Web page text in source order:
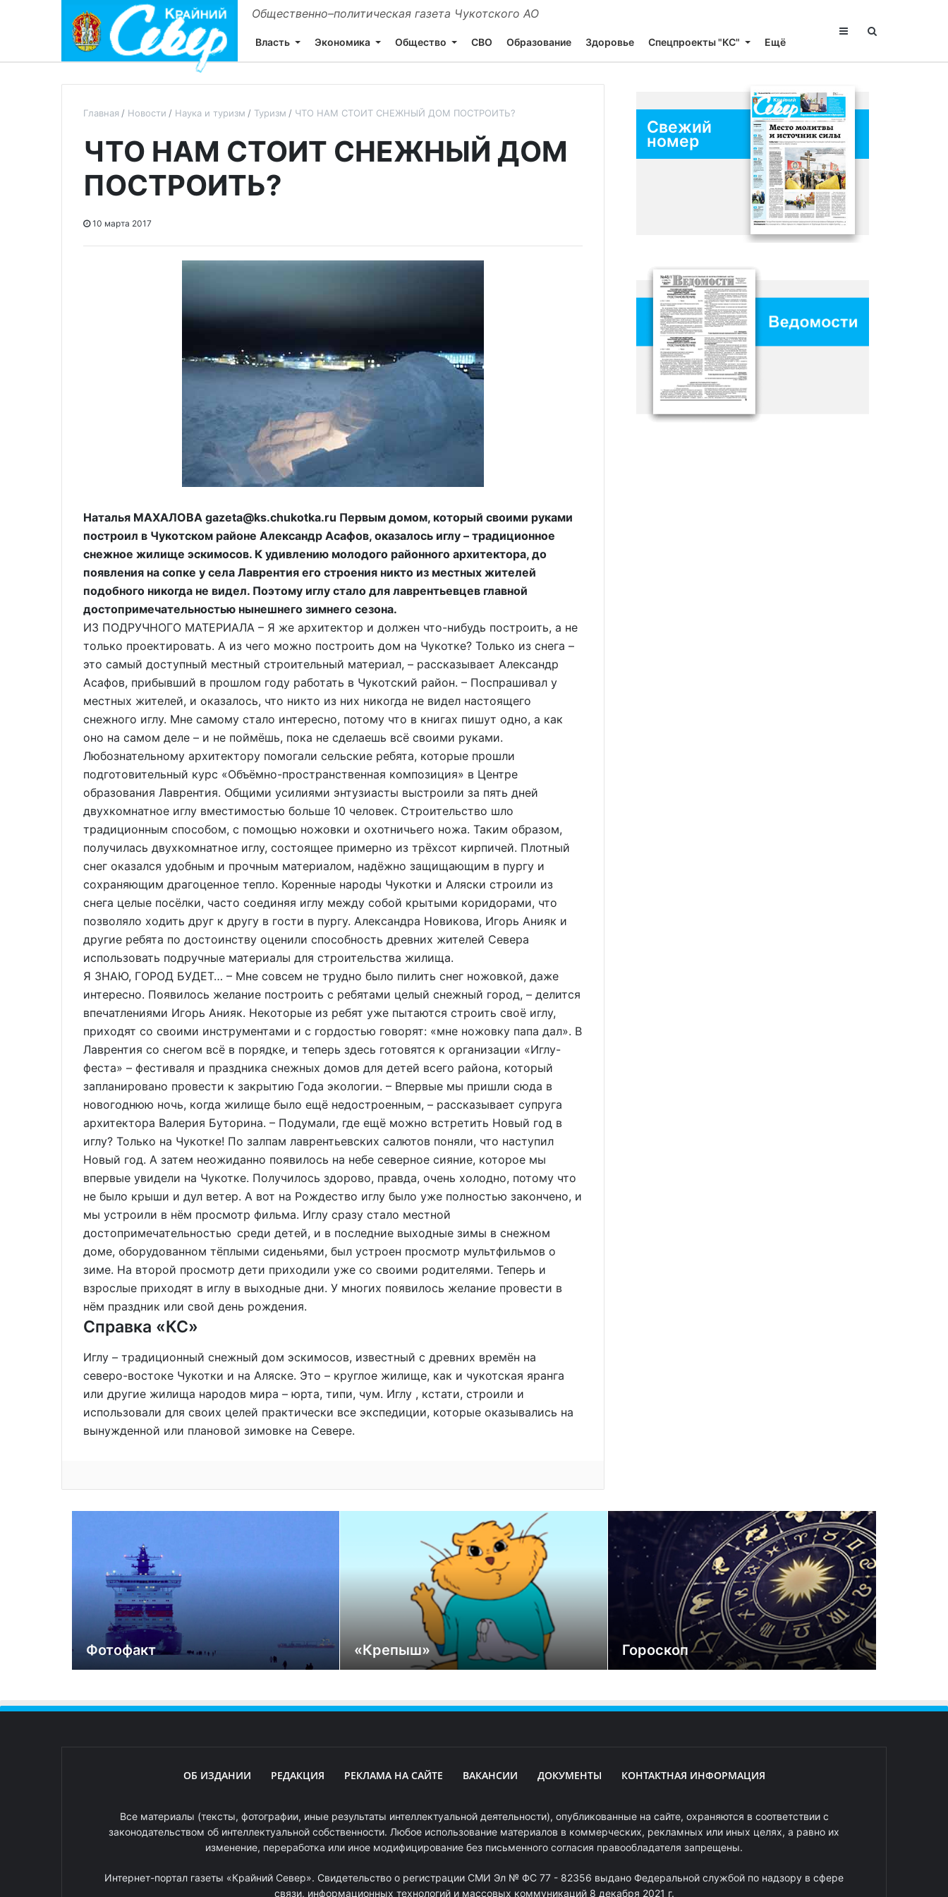
Общественно–политическая газета Чукотского АО
Власть Экономика Общество СВО Образование Здоровье Спецпроекты "КС" Ещё
Главная Новости Наука и туризм Туризм ЧТО НАМ СТОИТ СНЕЖНЫЙ ДОМ ПОСТРОИТЬ?
ЧТО НАМ СТОИТ СНЕЖНЫЙ ДОМ
ПОСТРОИТЬ?
10 марта 2017
Наталья МАХАЛОВА gazeta@ks.chukotka.ru Первым домом, который своими руками
построил в Чукотском районе Александр Асафов, оказалось иглу – традиционное
снежное жилище эскимосов. К удивлению молодого районного архитектора, до
появления на сопке у села Лаврентия его строения никто из местных жителей
подобного никогда не видел. Поэтому иглу стало для лаврентьевцев главной
достопримечательностью нынешнего зимнего сезона.
ИЗ ПОДРУЧНОГО МАТЕРИАЛА – Я же архитектор и должен что-нибудь построить, а не
только проектировать. А из чего можно построить дом на Чукотке? Только из снега –
это самый доступный местный строительный материал, – рассказывает Александр
Асафов, прибывший в прошлом году работать в Чукотский район. – Поспрашивал у
местных жителей, и оказалось, что никто из них никогда не видел настоящего
снежного иглу. Мне самому стало интересно, потому что в книгах пишут одно, а как
оно на самом деле – и не поймёшь, пока не сделаешь всё своими руками.
Любознательному архитектору помогали сельские ребята, которые прошли
подготовительный курс «Объёмно-пространственная композиция» в Центре
образования Лаврентия. Общими усилиями энтузиасты выстроили за пять дней
двухкомнатное иглу вместимостью больше 10 человек. Строительство шло
традиционным способом, с помощью ножовки и охотничьего ножа. Таким образом,
получилась двухкомнатное иглу, состоящее примерно из трёхсот кирпичей. Плотный
снег оказался удобным и прочным материалом, надёжно защищающим в пургу и
сохраняющим драгоценное тепло. Коренные народы Чукотки и Аляски строили из
снега целые посёлки, часто соединяя иглу между собой крытыми коридорами, что
позволяло ходить друг к другу в гости в пургу. Александра Новикова, Игорь Анияк и
другие ребята по достоинству оценили способность древних жителей Севера
использовать подручные материалы для строительства жилища.
Я ЗНАЮ, ГОРОД БУДЕТ… – Мне совсем не трудно было пилить снег ножовкой, даже
интересно. Появилось желание построить с ребятами целый снежный город, – делится
впечатлениями Игорь Анияк. Некоторые из ребят уже пытаются строить своё иглу,
приходят со своими инструментами и с гордостью говорят: «мне ножовку папа дал». В
Лаврентия со снегом всё в порядке, и теперь здесь готовятся к организации «Иглу-
феста» – фестиваля и праздника снежных домов для детей всего района, который
запланировано провести к закрытию Года экологии. – Впервые мы пришли сюда в
новогоднюю ночь, когда жилище было ещё недостроенным, – рассказывает супруга
архитектора Валерия Буторина. – Подумали, где ещё можно встретить Новый год в
иглу? Только на Чукотке! По залпам лаврентьевских салютов поняли, что наступил
Новый год. А затем неожиданно появилось на небе северное сияние, которое мы
впервые увидели на Чукотке. Получилось здорово, правда, очень холодно, потому что
не было крыши и дул ветер. А вот на Рождество иглу было уже полностью закончено, и
мы устроили в нём просмотр фильма. Иглу сразу стало местной
достопримечательностью среди детей, и в последние выходные зимы в снежном
доме, оборудованном тёплыми сиденьями, был устроен просмотр мультфильмов о
зиме. На второй просмотр дети приходили уже со своими родителями. Теперь и
взрослые приходят в иглу в выходные дни. У многих появилось желание провести в
нём праздник или свой день рождения.
Справка «КС»
Иглу – традиционный снежный дом эскимосов, известный с древних времён на
северо-востоке Чукотки и на Аляске. Это – круглое жилище, как и чукотская яранга
или другие жилища народов мира – юрта, типи, чум. Иглу , кстати, строили и
использовали для своих целей практически все экспедиции, которые оказывались на
вынужденной или плановой зимовке на Севере.
Свежий
номер
Фотофакт «Крепыш» Гороскоп
ОБ ИЗДАНИИ РЕДАКЦИЯ РЕКЛАМА НА САЙТЕ ВАКАНСИИ ДОКУМЕНТЫ КОНТАКТНАЯ ИНФОРМАЦИЯ
Все материалы (тексты, фотографии, иные результаты интеллектуальной деятельности), опубликованные на сайте, охраняются в соответствии с
законодательством об интеллектуальной собственности. Любое использование материалов в коммерческих, рекламных или иных целях, а равно их
изменение, переработка или иное модифицирование без письменного согласия правообладателя запрещены.
Интернет-портал газеты «Крайний Север». Свидетельство о регистрации СМИ Эл № ФС 77 - 82356 выдано Федеральной службой по надзору в сфере
связи, информационных технологий и массовых коммуникаций 8 декабря 2021 г.